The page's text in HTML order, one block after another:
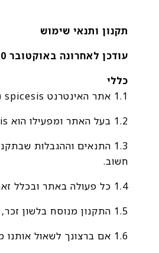
תקנון ותנאי שימוש
עודכן לאחרונה באוקטובר 2020
כללי
1.1 אתר האינטרנט spicesis (להלן: "האתר") משמש כחנות מקוונת לרכישת מוצרים באמצעות רשת האינטרנט.
1.2 בעל האתר ומפעילו הוא spicesis מרחוב סחרוב 19 ראשון לציון (להלן: "בית העסק/ בעל האתר").
1.3 התנאים וההגבלות
חשוב.
1.4 כל פעולה באתר ובכלל זאת רכישת מוצרים המוצעים למכירה באתר, מהווה הסכמה של הלקוח לקבל על עצמו הוראות תקנון זה ולפעול לפיהן.
1.5 התקנון מנוסח בלשון זכר, מטעמי נוחיות בלבד, אולם הוא מתייחס לבני שני המינים.
1.6 אם ברצונך לשאול אותנו משהו לגבי התנאים וההגבלות האלה או שיש לך הערות לגבי האתר שלנו ניתן לשלוח דוא"ל לכתובת spicesis4u@gmail.com